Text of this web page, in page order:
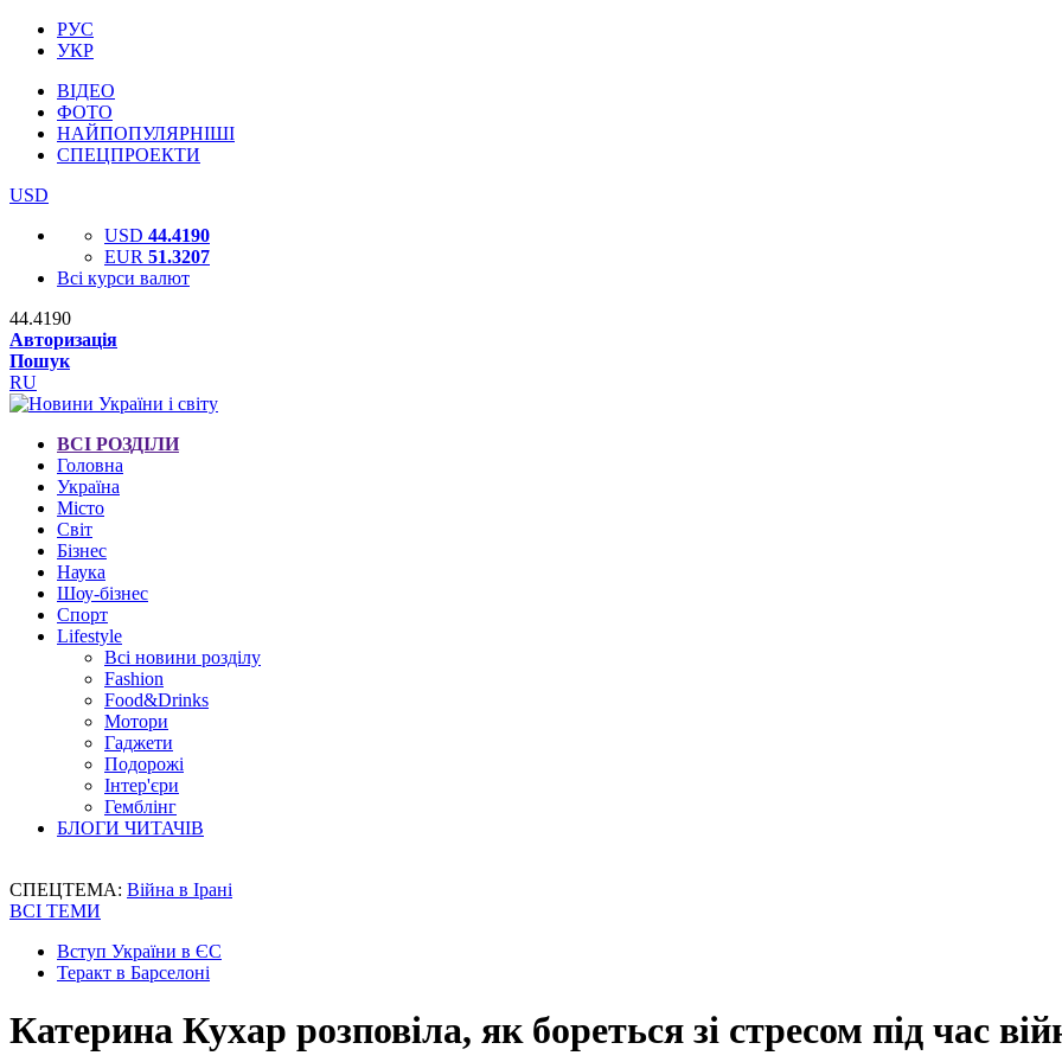
РУС
УКР
ВІДЕО
ФОТО
НАЙПОПУЛЯРНІШІ
СПЕЦПРОЕКТИ
USD
USD 44.4190
EUR 51.3207
Всі курси валют
44.4190
Авторизація
Пошук
RU
ВСІ РОЗДІЛИ
Головна
Україна
Місто
Світ
Бізнес
Наука
Шоу-бізнес
Спорт
Lifestyle
Всі новини розділу
Fashion
Food&Drinks
Мотори
Гаджети
Подорожі
Інтер'єри
Гемблінг
БЛОГИ ЧИТАЧІВ
СПЕЦТЕМА: Війна в Ірані
ВСІ ТЕМИ
Вступ України в ЄС
Теракт в Барселоні
Катерина Кухар розповіла, як бореться зі стресом під час